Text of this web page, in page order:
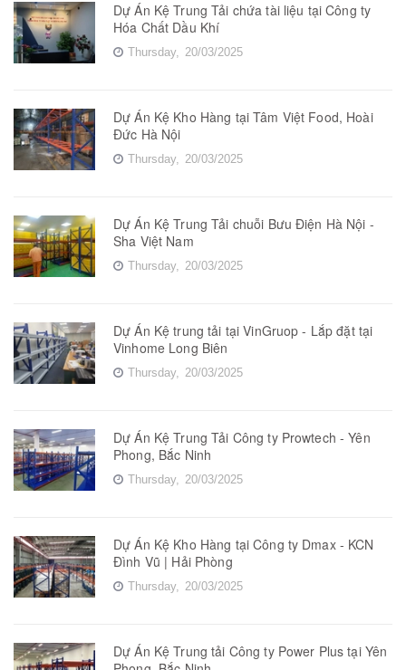
Dự Án Kệ Trung Tải chứa tài liệu tại Công ty
Hóa Chất Dầu Khí
Thursday, 20/03/2025
Dự Án Kệ Kho Hàng tại Tâm Việt Food, Hoài
Đức Hà Nội
Thursday, 20/03/2025
Dự Án Kệ Trung Tải chuỗi Bưu Điện Hà Nội -
Sha Việt Nam
Thursday, 20/03/2025
Dự Án Kệ trung tải tại VinGruop - Lắp đặt tại
Vinhome Long Biên
Thursday, 20/03/2025
Dự Án Kệ Trung Tải Công ty Prowtech - Yên
Phong, Bắc Ninh
Thursday, 20/03/2025
Dự Án Kệ Kho Hàng tại Công ty Dmax - KCN
Đình Vũ | Hải Phòng
Thursday, 20/03/2025
Dự Án Kệ Trung tải Công ty Power Plus tại Yên